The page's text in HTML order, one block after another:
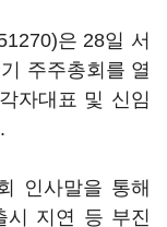
은 28일 서
주주총회를 열
자대표 및 신임
인사말을 통해
시 지연 등 부진